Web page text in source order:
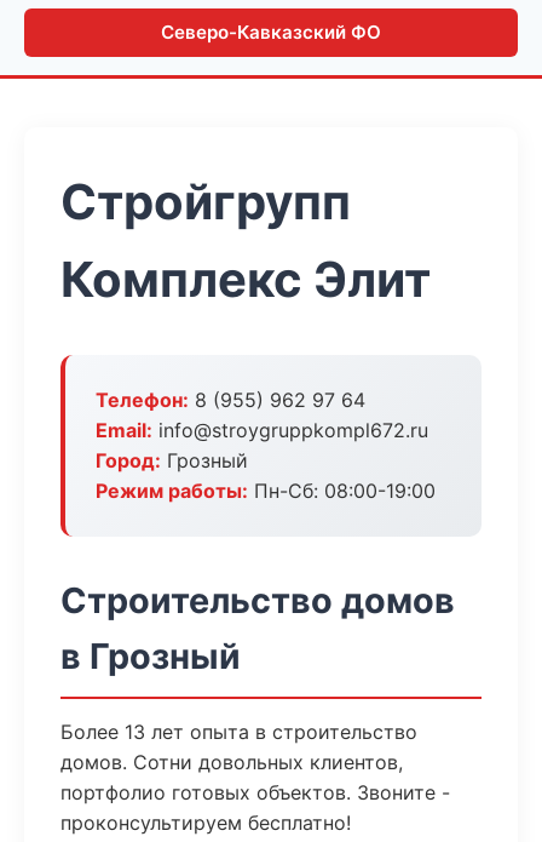
Северо-Кавказский ФО
Стройгрупп
Комплекс Элит
Телефон: 8 (955) 962 97 64
Email: info@stroygruppkompl672.ru
Город: Грозный
Режим работы: Пн-Сб: 08:00-19:00
Строительство домов
в Грозный
Более 13 лет опыта в строительство
домов. Сотни довольных клиентов,
портфолио готовых объектов. Звоните -
проконсультируем бесплатно!